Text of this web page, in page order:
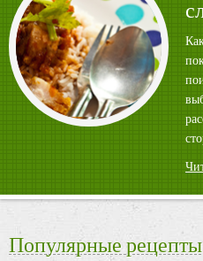
Популярные рецепты